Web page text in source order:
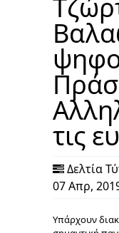
τις
Δελτία
07 Απρ,
Υπάρχουν